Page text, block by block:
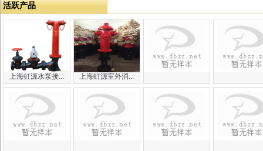
活跃产品
上海虹源水泵接... 上海虹源室外消...